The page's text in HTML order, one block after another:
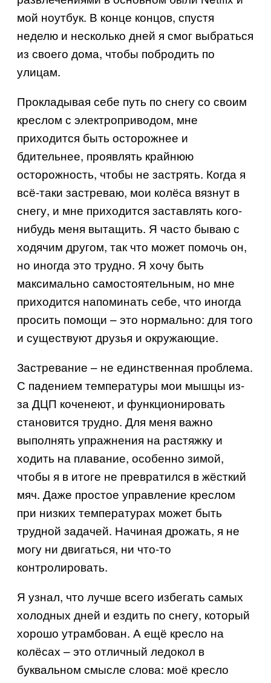
мой ноутбук. В конце концов, спустя
неделю и несколько дней я смог выбраться
из своего дома, чтобы побродить по
улицам.
Прокладывая себе путь по снегу со своим
креслом с электроприводом, мне
приходится быть осторожнее и
бдительнее, проявлять крайнюю
осторожность, чтобы не застрять. Когда я
всё-таки застреваю, мои колёса вязнут в
снегу, и мне приходится заставлять кого-
нибудь меня вытащить. Я часто бываю с
ходячим другом, так что может помочь он,
но иногда это трудно. Я хочу быть
максимально самостоятельным, но мне
приходится напоминать себе, что иногда
просить помощи – это нормально: для того
и существуют друзья и окружающие.
Застревание – не единственная проблема.
С падением температуры мои мышцы из-
за ДЦП коченеют, и функционировать
становится трудно. Для меня важно
выполнять упражнения на растяжку и
ходить на плавание, особенно зимой,
чтобы я в итоге не превратился в жёсткий
мяч. Даже простое управление креслом
при низких температурах может быть
трудной задачей. Начиная дрожать, я не
могу ни двигаться, ни что-то
контролировать.
Я узнал, что лучше всего избегать самых
холодных дней и ездить по снегу, который
хорошо утрамбован. А ещё кресло на
колёсах – это отличный ледокол в
буквальном смысле слова: моё кресло